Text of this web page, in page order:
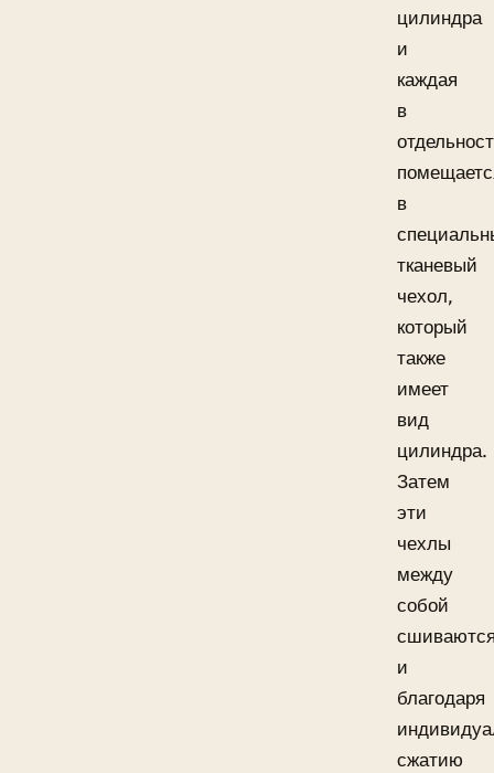
цилиндра
и
каждая
в
в
тканевый
чехол,
который
также
имеет
вид
цилиндра.
Затем
эти
чехлы
между
собой
и
благодаря
сжатию